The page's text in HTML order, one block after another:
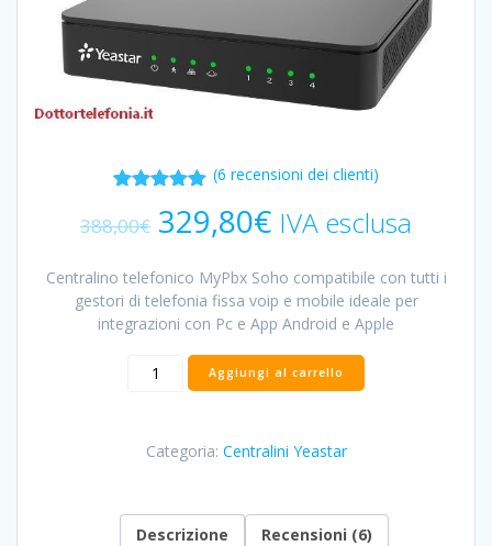
5.00su 5
su base
recensioni
(6 recensioni dei clienti)
388,00€ Il
prezzo
originale
era:
388,00€.
329,80€Il
prezzo
attuale
è:
329,80€.
IVA esclusa
Centralino telefonico MyPbx Soho compatibile con tutti i
gestori di telefonia fissa voip e mobile ideale per
integrazioni con Pc e App Android e Apple
Centralino
telefonico
quantità
Aggiungi al carrello
Categoria: Centralini Yeastar
Descrizione Recensioni (6)